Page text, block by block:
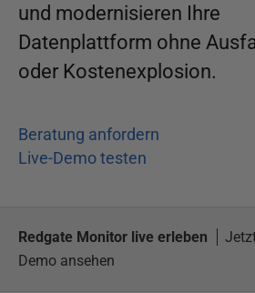
und modernisieren Ihre
Datenplattform ohne
oder Kostenexplosion.
Beratung anfordern
Live-Demo testen
Redgate Monitor live erleben
Demo ansehen